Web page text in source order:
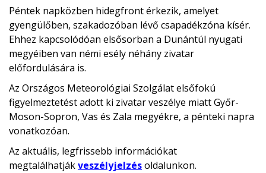
Péntek napközben hidegfront érkezik, amelyet
gyengülőben, szakadozóban lévő csapadékzóna kísér.
Ehhez kapcsolódóan elsősorban a Dunántúl nyugati
megyéiben van némi esély néhány zivatar
előfordulására is.
Az Országos Meteorológiai Szolgálat elsőfokú
figyelmeztetést adott ki zivatar veszélye miatt Győr-
Moson-Sopron, Vas és Zala megyékre, a pénteki napra
vonatkozóan.
Az aktuális, legfrissebb információkat
megtalálhatjákveszélyjelzésoldalunkon.